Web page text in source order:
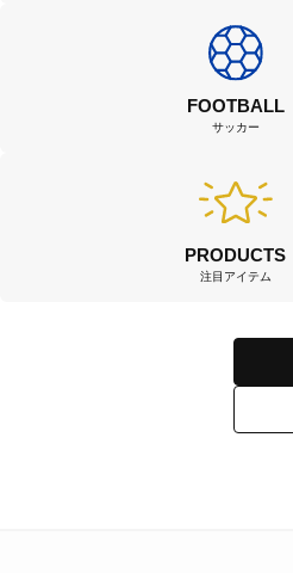
FOOTBALL
サッカー
PRODUCTS
注目アイテム